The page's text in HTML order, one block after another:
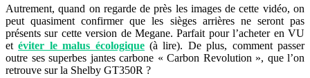
Autrement, quand on regarde de près les images de cette vidéo, on
peut quasiment confirmer que les sièges arrières ne seront pas
présents sur cette version de Megane. Parfait pour l’acheter en VU
etéviter le malus écologique(à lire). De plus, comment passer
outre ses superbes jantes carbone « Carbon Revolution », que l’on
retrouve sur la Shelby GT350R ?